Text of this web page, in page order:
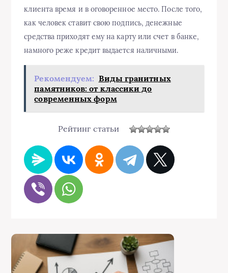
клиента время и в оговоренное место. После того,
как человек ставит свою подпись, денежные
средства приходят ему на карту или счет в банке,
намного реже кредит выдается наличными.
Рекомендуем: Виды гранитных
памятников: от классики до
современных форм
Рейтинг статьи